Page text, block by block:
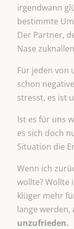
irgendwann
bestimmte
Der Partner,
Nase
Für jeden von
schon
stresst, es ist
Ist es für uns
es sich doch
Situation die
Wenn ich
wollte? Wollte
klüger mehr
lange werden,
unzufrieden.